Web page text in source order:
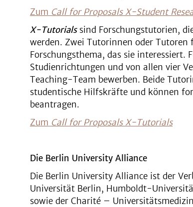
Zum Call for Proposals X-Student
X-Tutorials sind Forschungstutorien,
werden. Zwei Tutorinnen oder Tutoren
Forschungsthema, das sie interessiert.
Studienrichtungen und von allen vier
Teaching-Team bewerben. Beide
studentische Hilfskräfte und können
beantragen.
Zum Call for Proposals X-Tutorials
Die Berlin University Alliance
Die Berlin University Alliance ist der
Universität Berlin, Humboldt-
sowie der Charité –